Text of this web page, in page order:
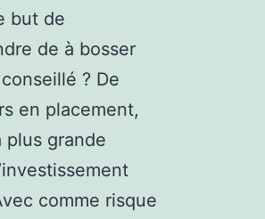
but de
de à bosser
? De
en placement,
grande
comme risque